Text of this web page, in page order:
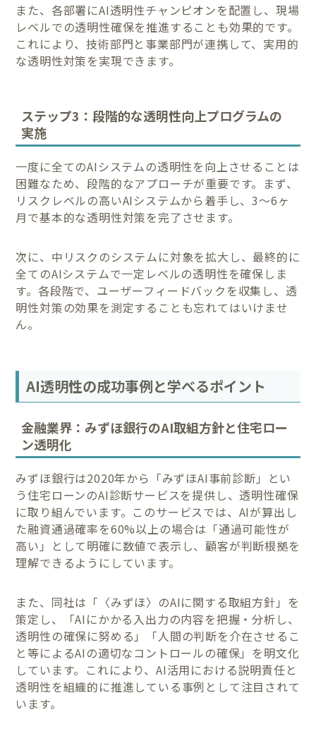
また、各部署にAI透明性チャンピオンを配置し、現場
レベルでの透明性確保を推進することも効果的です。
これにより、技術部門と事業部門が連携して、実用的
な透明性対策を実現できます。
ステップ3：段階的な透明性向上プログラムの
実施
一度に全てのAIシステムの透明性を向上させることは
困難なため、段階的なアプローチが重要です。まず、
リスクレベルの高いAIシステムから着手し、3〜6ヶ
月で基本的な透明性対策を完了させます。
次に、中リスクのシステムに対象を拡大し、最終的に
全てのAIシステムで一定レベルの透明性を確保しま
す。各段階で、ユーザーフィードバックを収集し、透
明性対策の効果を測定することも忘れてはいけませ
ん。
AI透明性の成功事例と学べるポイント
金融業界：みずほ銀行のAI取組方針と住宅ロー
ン透明化
みずほ銀行は2020年から「みずほAI事前診断」とい
う住宅ローンのAI診断サービスを提供し、透明性確保
に取り組んでいます。このサービスでは、AIが算出し
た融資通過確率を60%以上の場合は「通過可能性が
高い」として明確に数値で表示し、顧客が判断根拠を
理解できるようにしています。
また、同社は「〈みずほ〉のAIに関する取組方針」を
策定し、「AIにかかる入出力の内容を把握・分析し、
透明性の確保に努める」「人間の判断を介在させるこ
と等によるAIの適切なコントロールの確保」を明文化
しています。これにより、AI活用における説明責任と
透明性を組織的に推進している事例として注目されて
います。